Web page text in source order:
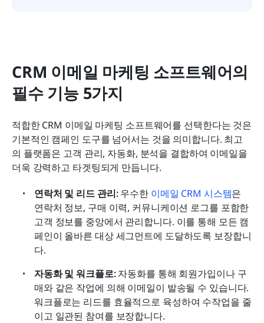
CRM 이메일 마케팅 소프트웨어의
필수 기능 5가지
적합한 CRM 이메일 마케팅 소프트웨어를 선택한다는 것은
기본적인 캠페인 도구를 넘어서는 것을 의미합니다. 최고
의 플랫폼은 고객 관리, 자동화, 분석을 결합하여 이메일을
더욱 강력하고 타겟팅되게 만듭니다.
연락처 및 리드 관리: 우수한 이메일 CRM 시스템은
연락처 정보, 구매 이력, 커뮤니케이션 로그를 포함한
고객 정보를 중앙에서 관리합니다. 이를 통해 모든 캠
페인이 올바른 대상 세그먼트에 도달하도록 보장합니
다.
자동화 및 워크플로: 자동화를 통해 회원가입이나 구
매와 같은 작업에 의해 이메일이 발송될 수 있습니다.
워크플로는 리드를 효율적으로 육성하여 수작업을 줄
이고 일관된 참여를 보장합니다.